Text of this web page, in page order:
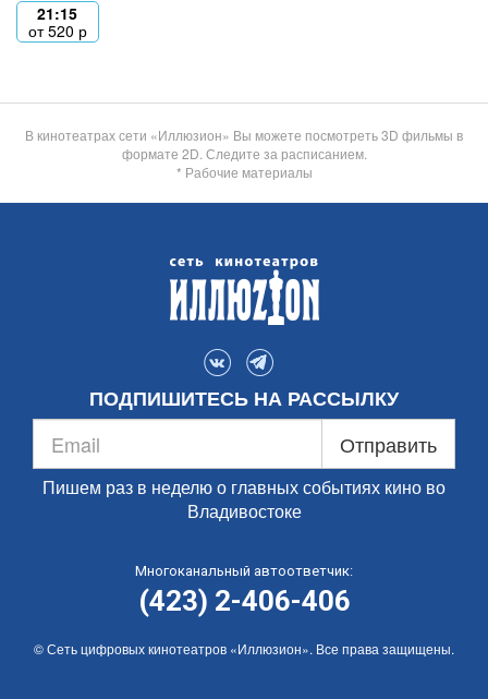
21:15
от520 р
В кинотеатрах сети «Иллюзион» Вы можете посмотреть 3D фильмы в
формате 2D. Следите за расписанием.
* Рабочие материалы
ПОДПИШИТЕСЬ НА РАССЫЛКУ
Отправить
Пишем раз в неделю о главных событиях кино во
Владивостоке
Многоканальный автоответчик:
(423) 2-406-406
© Сеть цифровых кинотеатров «Иллюзион». Все права защищены.